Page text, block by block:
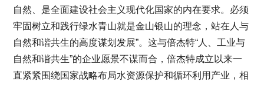
自然、是全面建设社会主义现代化国家的内在要求。必须
牢固树立和践行绿水青山就是金山银山的理念，站在人与
自然和谐共生的高度谋划发展”。这与倍杰特“人、工业与
自然和谐共生”的企业愿景不谋而合，倍杰特成立以来一
直紧紧围绕国家战略布局水资源保护和循环利用产业，相